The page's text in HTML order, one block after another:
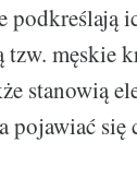
podkreślają
tzw. męskie
stanowią
pojawiać